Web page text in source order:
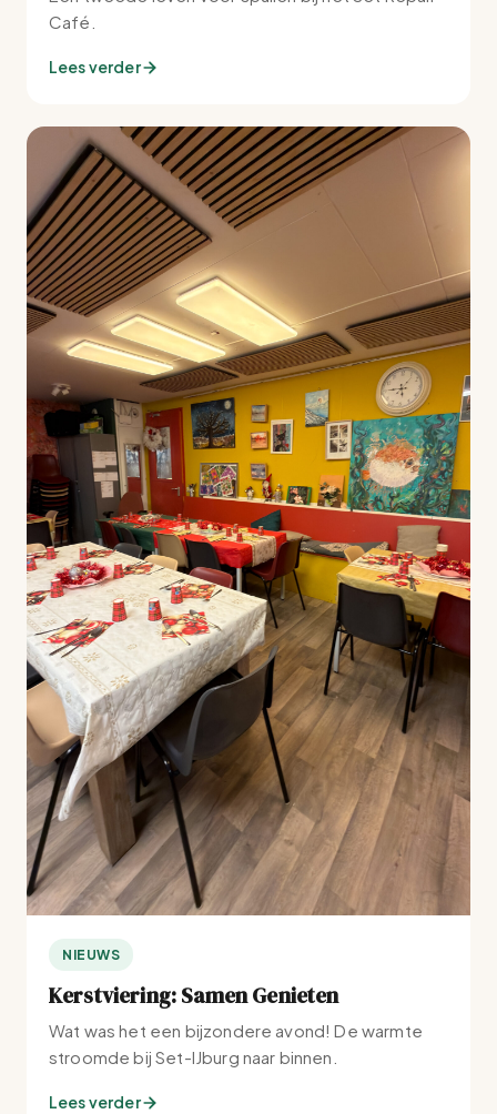
Café.
Lees verder
NIEUWS
Kerstviering: Samen Genieten
Wat was het een bijzondere avond! De warmte
stroomde bij Set-IJburg naar binnen.
Lees verder